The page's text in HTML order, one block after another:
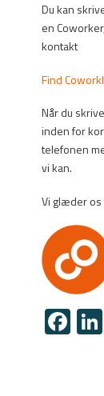
Du kan
en
kontakt
Find
Når du
inden for
telefonen
vi kan.
Vi glæder os